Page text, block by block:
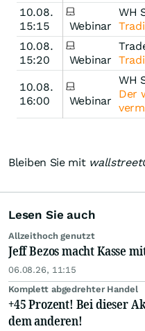
10.08.
15:15
Webinar
WH
10.08.
15:20
Webinar
10.08.
16:00
Webinar
WH
Der
Bleiben Sie mit
Lesen Sie auch
Allzeithoch genutzt
Jeff Bezos macht Kasse
06.08.26, 11:15
Komplett abgedrehter Handel
+45 Prozent! Bei dieser
dem anderen!